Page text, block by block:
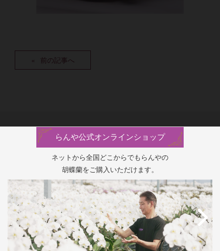
前の記事へ
らんや公式オンラインショップ
ネットから全国どこからでもらんやの
胡蝶蘭をご購入いただけます。